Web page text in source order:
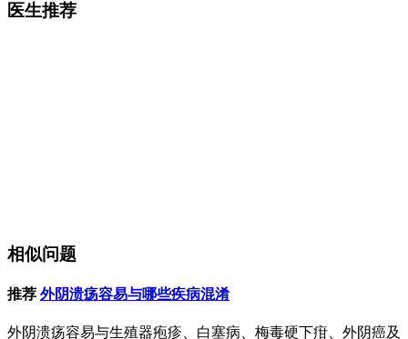
医生推荐
相似问题
推荐 外阴溃疡容易与哪些疾病混淆
外阴溃疡容易与生殖器疱疹、白塞病、梅毒硬下疳、外阴癌及